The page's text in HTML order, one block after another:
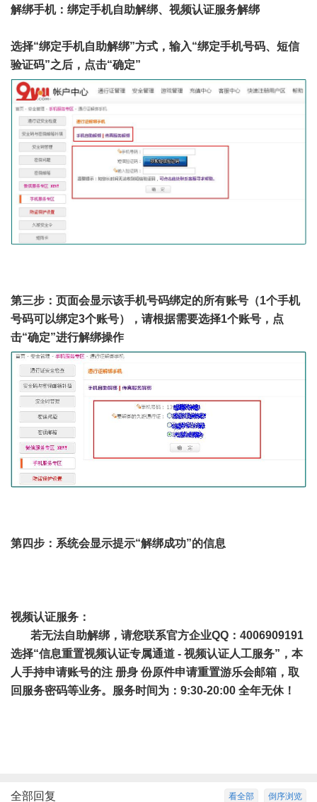
解绑手机：绑定手机自助解绑、视频认证服务解绑
选择“绑定手机自助解绑”方式，输入“绑定手机号码、短信
验证码”之后，点击“确定”
第三步：页面会显示该手机号码绑定的所有账号（1个手机
号码可以绑定3个账号），请根据需要选择1个账号，点
击“确定”进行解绑操作
第四步：系统会显示提示“解绑成功”的信息
视频认证服务：
若无法自助解绑，请您联系官方企业QQ：4006909191
选择“信息重置视频认证专属通道 - 视频认证人工服务”，本
人手持申请账号的注 册身 份原件申请重置游乐会邮箱，取
回服务密码等业务。服务时间为：9:30-20:00 全年无休！
倒序浏览
看全部
全部回复